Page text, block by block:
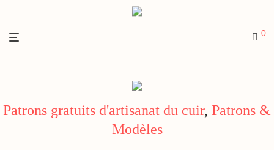
0
Patrons gratuits d'artisanat du cuir, Patrons &
Modèles